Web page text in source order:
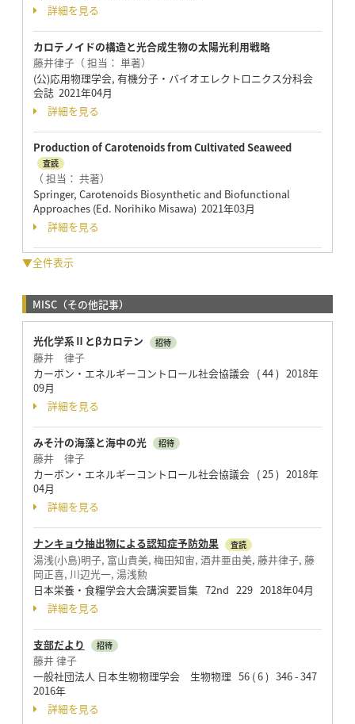
詳細を見る
カロテノイドの構造と光合成生物の太陽光利用戦略
藤井律子（ 担当： 単著）
(公)応用物理学会, 有機分子・バイオエレクトロニクス分科会
会誌 2021年04月
詳細を見る
Production of Carotenoids from Cultivated Seaweed
査読
（ 担当： 共著）
Springer, Carotenoids Biosynthetic and Biofunctional
Approaches (Ed. Norihiko Misawa) 2021年03月
詳細を見る
▼全件表示
MISC（その他記事）
光化学系Ⅱとβカロテン 招待
藤井 律子
カーボン・エネルギーコントロール社会協議会 ( 44 ) 2018年
09月
詳細を見る
みそ汁の海藻と海中の光 招待
藤井 律子
カーボン・エネルギーコントロール社会協議会 ( 25 ) 2018年
04月
詳細を見る
ナンキョウ抽出物による認知症予防効果 査読
湯浅(小島)明子, 富山貴美, 梅田知宙, 酒井亜由美, 藤井律子, 藤
岡正喜, 川辺光一, 湯浅勲
日本栄養・食糧学会大会講演要旨集 72nd 229 2018年04月
詳細を見る
支部だより 招待
藤井 律子
一般社団法人 日本生物物理学会 生物物理 56 ( 6 ) 346 - 347
2016年
詳細を見る